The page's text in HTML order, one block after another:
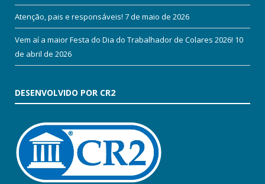
Atenção, pais e responsáveis! 7 de maio de 2026
Vem aí a maior Festa do Dia do Trabalhador de Colares 2026! 10
de abril de 2026
DESENVOLVIDO POR CR2